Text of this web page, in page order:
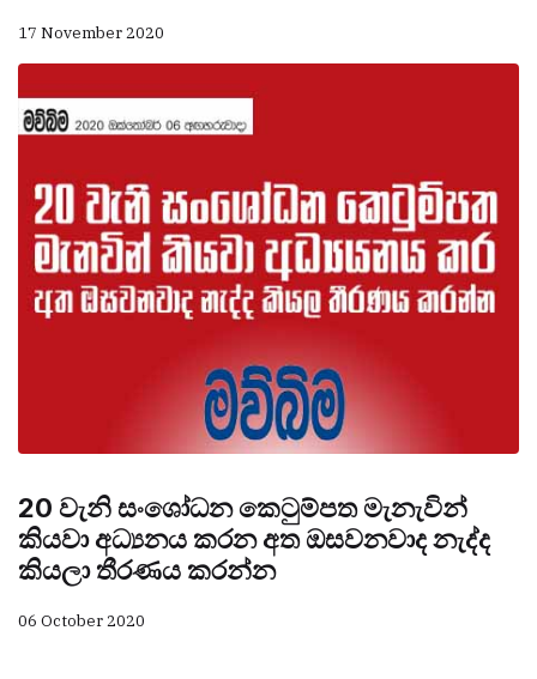
17 November 2020
20 වැනි සංශෝධන කෙටුම්පත මැනැවින්
කියවා අධ්‍යනය කරන අත ඔසවනවාද නැද්ද
කියලා තීරණය කරන්න
06 October 2020